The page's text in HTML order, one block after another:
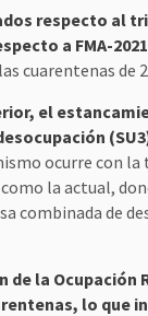
respecto al
a FMA-
cuarentenas de
el
ocurre con la
la actual,
combinada de
la
lo que